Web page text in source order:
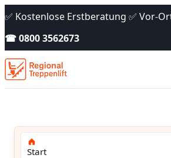
✅ Kostenlose Erstberatung ✅ Vor-
☎ 0800 3562673
Start